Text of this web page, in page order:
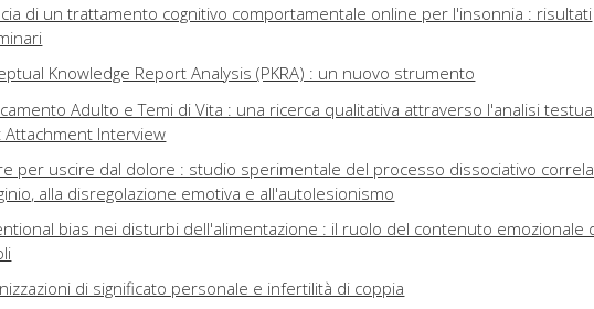
di un trattamento cognitivo comportamentale online per l'insonnia : risultati
Knowledge Report Analysis (PKRA) : un nuovo strumento
Adulto e Temi di Vita : una ricerca qualitativa attraverso l'analisi
Attachment Interview
per uscire dal dolore : studio sperimentale del processo dissociativo
alla disregolazione emotiva e all'autolesionismo
bias nei disturbi dell'alimentazione : il ruolo del contenuto emozionale
di significato personale e infertilità di coppia